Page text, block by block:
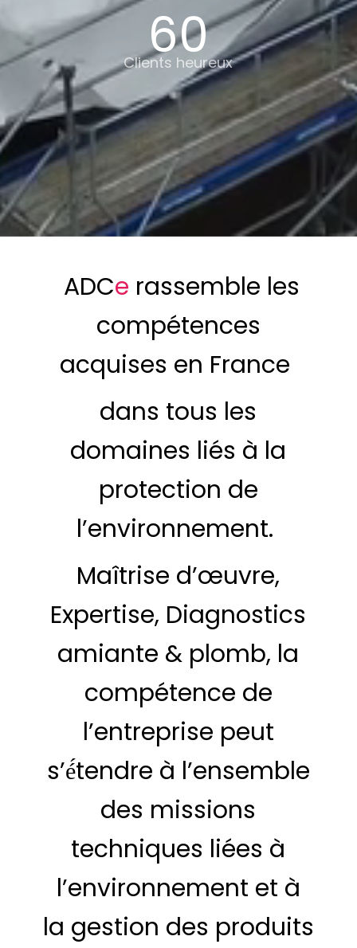
60
Clients heureux
ADCe rassemble les
compétences
acquises en France
dans tous les
domaines liés à la
protection de
l’environnement.
Maîtrise d’œuvre,
Expertise, Diagnostics
amiante & plomb, la
compétence de
l’entreprise peut
s’é́tendre à l’ensemble
des missions
techniques liées à
l’environnement et à
la gestion des produits